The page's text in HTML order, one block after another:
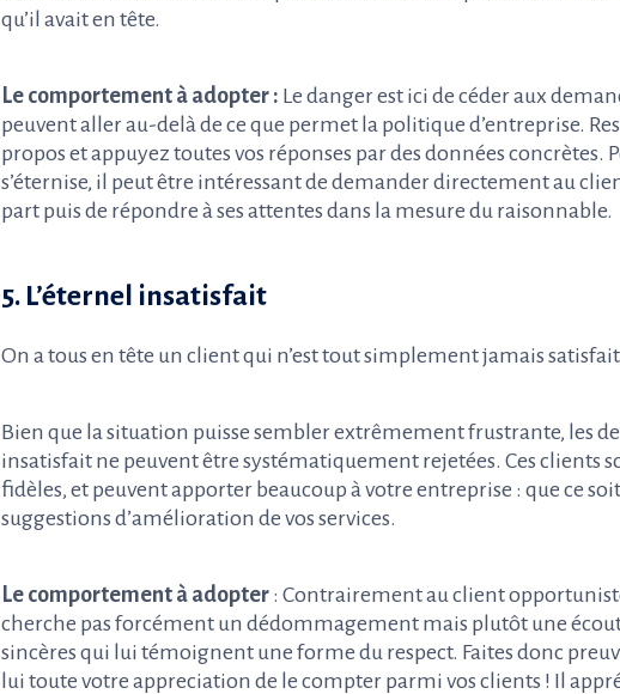
qu’il avait en tête.
Le comportement à adopter : Le danger est ici de céder aux
peuvent aller au-delà de ce que permet la politique d’entreprise.
propos et appuyez toutes vos réponses par des données concrètes.
s’éternise, il peut être intéressant de demander directement au
part puis de répondre à ses attentes dans la mesure du raisonnable.
5. L’éternel insatisfait
On a tous en tête un client qui n’est tout simplement jamais
Bien que la situation puisse sembler extrêmement frustrante, les
insatisfait ne peuvent être systématiquement rejetées. Ces clients
fidèles, et peuvent apporter beaucoup à votre entreprise : que ce
suggestions d’amélioration de vos services.
Le comportement à adopter : Contrairement au client
cherche pas forcément un dédommagement mais plutôt une
sincères qui lui témoignent une forme du respect. Faites donc
lui toute votre appreciation de le compter parmi vos clients ! Il